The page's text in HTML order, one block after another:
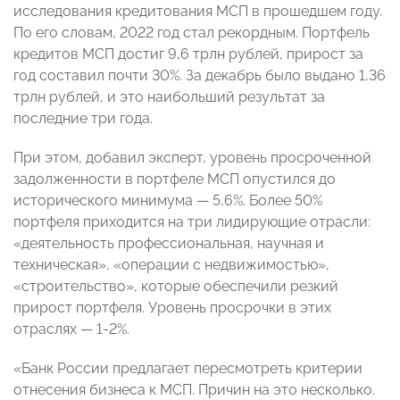
исследования кредитования МСП в прошедшем году.
По его словам, 2022 год стал рекордным. Портфель
кредитов МСП достиг 9,6 трлн рублей, прирост за
год составил почти 30%. За декабрь было выдано 1,36
трлн рублей, и это наибольший результат за
последние три года.
При этом, добавил эксперт, уровень просроченной
задолженности в портфеле МСП опустился до
исторического минимума — 5,6%. Более 50%
портфеля приходится на три лидирующие отрасли:
«деятельность профессиональная, научная и
техническая», «операции с недвижимостью»,
«строительство», которые обеспечили резкий
прирост портфеля. Уровень просрочки в этих
отраслях — 1-2%.
«Банк России предлагает пересмотреть критерии
отнесения бизнеса к МСП. Причин на это несколько.